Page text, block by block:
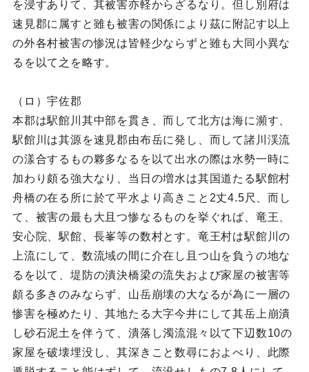
を浸すありて、其被害亦軽からざるなり。但し別府は
速見郡に属すと雖も被害の関係により茲に附記す以上
の外各村被害の惨況は皆軽少ならずと雖も大同小異な
るを以て之を略す。
（ロ）宇佐郡
本郡は駅館川其中部を貫き、而して北方は海に瀕す、
駅館川は其源を速見郡由布岳に発し、而して諸川渓流
の漾合するもの夥多なるを以て出水の際は水勢一時に
加わり頗る強大なり、当日の増水は其国道たる駅館村
舟橋の在る所に於て平水より高きこと2丈4.5尺、而し
て、被害の最も大且つ惨なるものを挙ぐれば、竜王、
安心院、駅館、長峯等の数村とす。竜王村は駅館川の
上流にして、数流域の間に介在し且つ山を負うの地な
るを以て、堤防の潰決橋梁の流失および家屋の被害等
頗る多きのみならず、山岳崩壊の大なるが為に一層の
惨害を極めたり、其地たる大字今井にして其岳上崩潰
し砂石泥土を伴うて、潰落し濁流混々以て下辺数10の
家屋を破壊埋没し、其深きこと数尋におよべり、此際